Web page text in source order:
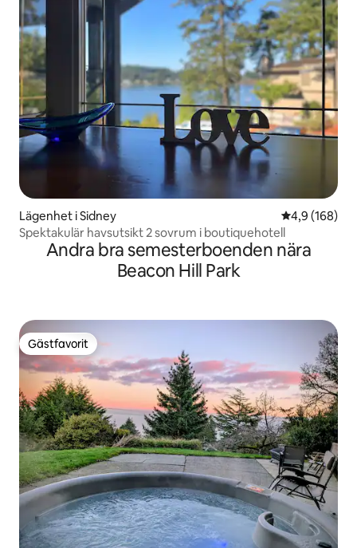
Lägenhet i Sidney 4,9 av 5 i
4,9 (168)
Spektakulär havsutsikt 2 sovrum i boutiquehotell
Andra bra semesterboenden nära
Beacon Hill Park
Gästfavorit
Gästfavorit